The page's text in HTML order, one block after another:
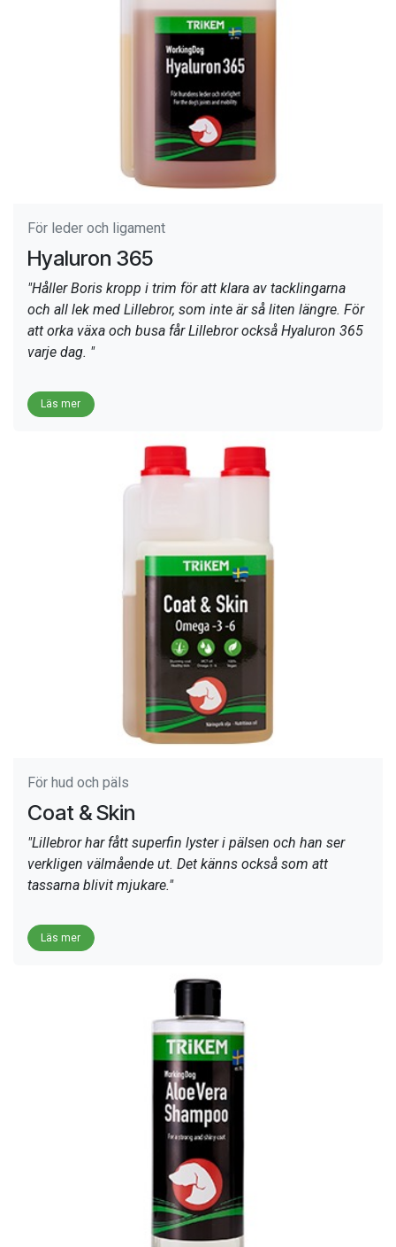
För leder och ligament
Hyaluron 365
"Håller Boris kropp i trim för att klara av tacklingarna
och all lek med Lillebror, som inte är så liten längre. För
att orka växa och busa får Lillebror också Hyaluron 365
varje dag. "
​Läs mer
För hud och päls
Coat & Skin
"Lillebror har fått superfin lyster i pälsen och han ser
verkligen välmående ut. Det känns också som att
tassarna blivit mjukare."
Läs mer